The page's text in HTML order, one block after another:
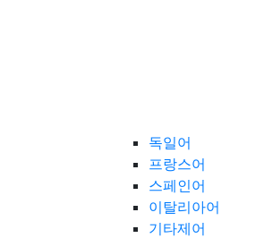
독일어
프랑스어
스페인어
이탈리아어
기타제어